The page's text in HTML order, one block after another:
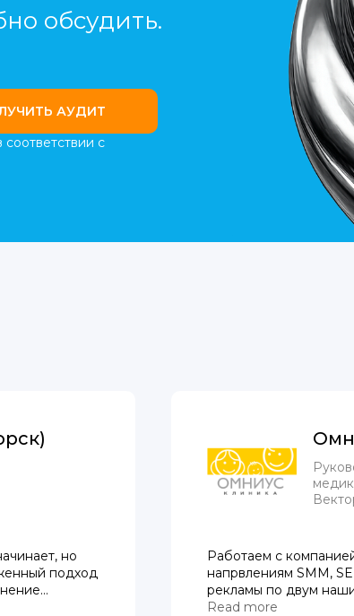
обсудить.
с
АУДИТ
но
подход
Работаем с
напрвлениям SMM,
рекламы по двум
группу компаний
Read more